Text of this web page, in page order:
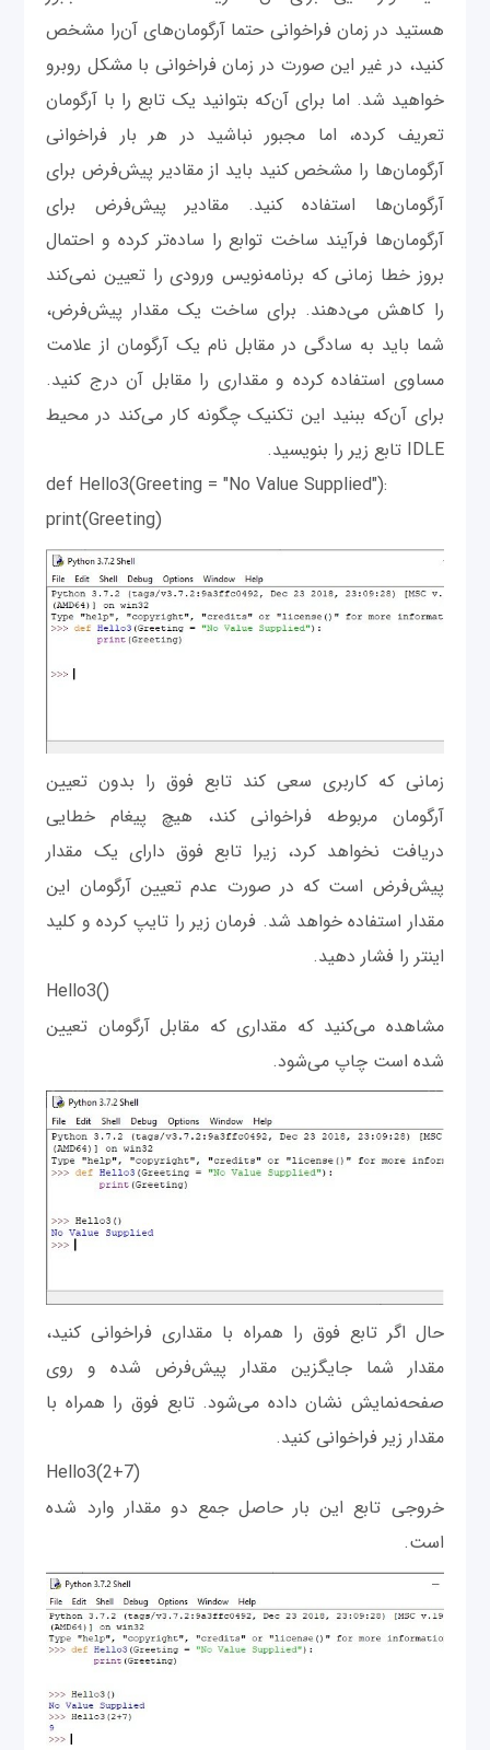
هستید در زمان فراخوانی حتما آرگومان‌های آن‌را مشخص
کنید، در غیر این صورت در زمان فراخوانی با مشکل روبرو
خواهید شد. اما برای آن‌که بتوانید یک تابع را با آرگومان
تعریف کرده، اما مجبور نباشید در هر بار فراخوانی
آرگومان‌ها را مشخص کنید باید از مقادیر پیش‌فرض برای
آرگومان‌ها استفاده کنید. مقادیر پیش‌فرض برای
آرگومان‌ها فرآیند ساخت توابع را ساده‌تر کرده و احتمال
بروز خطا زمانی که برنامه‌نویس ورودی را تعیین نمی‌کند
را کاهش می‌دهند. برای ساخت یک مقدار پیش‌فرض،
شما باید به سادگی در مقابل نام یک آرگومان از علامت
مساوی استفاده کرده و مقداری را مقابل آن درج کنید.
برای آن‌که ببنید این تکنیک چگونه کار می‌کند در محیط
IDLE تابع زیر را بنویسید.
def Hello3(Greeting = "No Value Supplied"):
print(Greeting)
زمانی که ‌کاربری سعی کند تابع فوق را بدون تعیین
آرگومان مربوطه فراخوانی کند، هیچ پیغام خطایی
دریافت نخواهد کرد، زیرا تابع فوق دارای یک مقدار
پیش‌فرض است که در صورت عدم تعیین آرگومان این
مقدار استفاده خواهد شد. فرمان زیر را تایپ کرده و کلید
اینتر را فشار دهید.
Hello3()
مشاهده می‌کنید که مقداری که مقابل آرگومان تعیین
شده است چاپ می‌شود.
حال اگر تابع فوق را همراه با مقداری فراخوانی کنید،
مقدار شما جایگزین مقدار پیش‌فرض شده و روی
صفحه‌نمایش نشان داده می‌شود. تابع فوق را همراه با
مقدار زیر فراخوانی کنید.
Hello3(2+7)
خروجی تابع این بار حاصل جمع دو مقدار وارد شده
است.